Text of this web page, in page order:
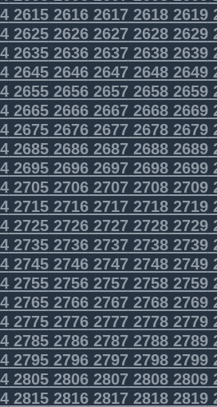
26152616261726182619
26252626262726282629
26352636263726382639
26452646264726482649
26552656265726582659
26652666266726682669
26752676267726782679
26852686268726882689
26952696269726982699
27052706270727082709
27152716271727182719
27252726272727282729
27352736273727382739
27452746274727482749
27552756275727582759
27652766276727682769
27752776277727782779
27852786278727882789
27952796279727982799
28052806280728082809
28152816281728182819